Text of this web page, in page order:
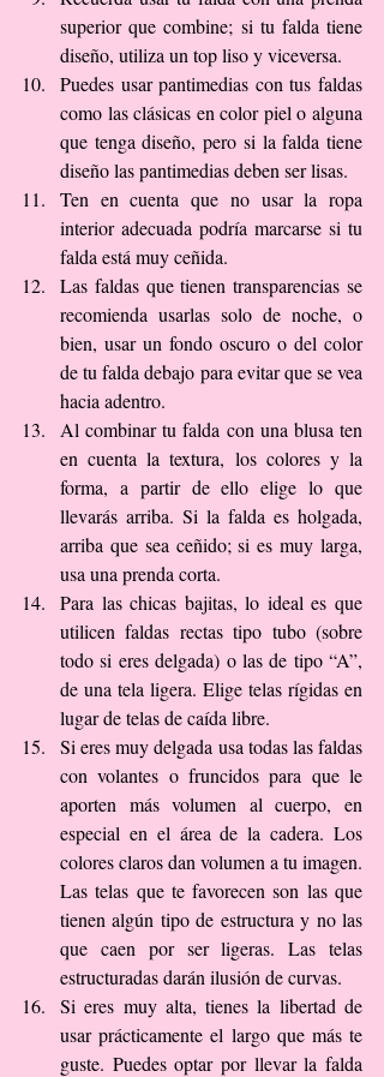
superior que combine; si tu falda tiene
diseño, utiliza un top liso y viceversa.
Puedes usar pantimedias con tus faldas
como las clásicas en color piel o alguna
que tenga diseño, pero si la falda tiene
diseño las pantimedias deben ser lisas.
Ten en cuenta que no usar la ropa
interior adecuada podría marcarse si tu
falda está muy ceñida.
Las faldas que tienen transparencias se
recomienda usarlas solo de noche, o
bien, usar un fondo oscuro o del color
de tu falda debajo para evitar que se vea
hacia adentro.
Al combinar tu falda con una blusa ten
en cuenta la textura, los colores y la
forma, a partir de ello elige lo que
llevarás arriba. Si la falda es holgada,
arriba que sea ceñido; si es muy larga,
usa una prenda corta.
Para las chicas bajitas, lo ideal es que
utilicen faldas rectas tipo tubo (sobre
todo si eres delgada) o las de tipo “A”,
de una tela ligera. Elige telas rígidas en
lugar de telas de caída libre.
Si eres muy delgada usa todas las faldas
con volantes o fruncidos para que le
aporten más volumen al cuerpo, en
especial en el área de la cadera. Los
colores claros dan volumen a tu imagen.
Las telas que te favorecen son las que
tienen algún tipo de estructura y no las
que caen por ser ligeras. Las telas
estructuradas darán ilusión de curvas.
Si eres muy alta, tienes la libertad de
usar prácticamente el largo que más te
guste. Puedes optar por llevar la falda